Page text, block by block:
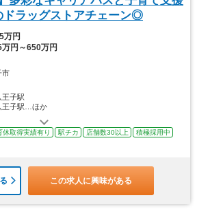
ドラッグストアチェーン◎
万円
万円～650万円
市
王子駅
王子駅…ほか
休取得実績有り 駅チカ 店舗数30以上
積極採用中
この求人に興味がある